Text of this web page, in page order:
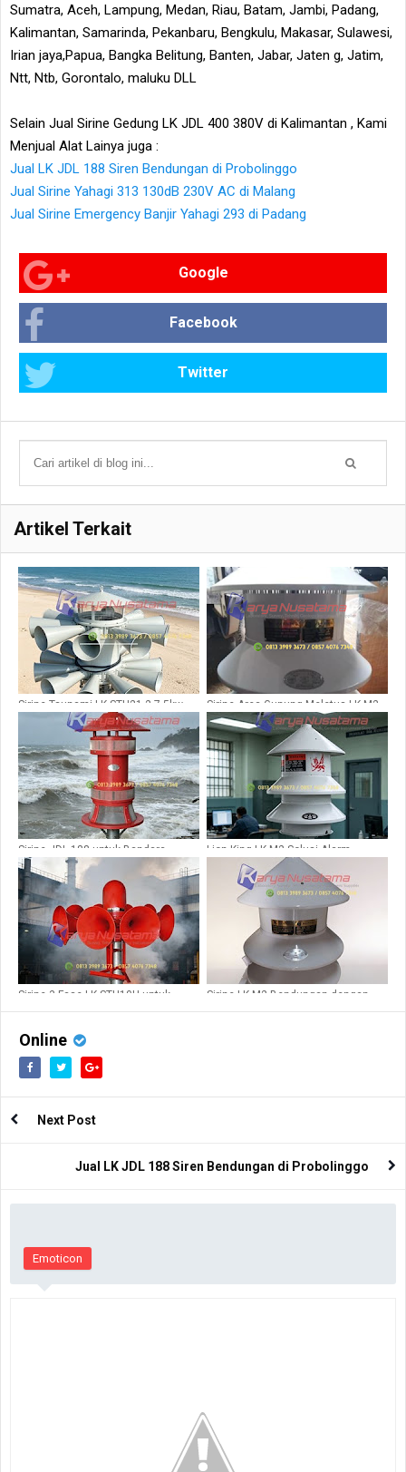
Sumatra, Aceh, Lampung, Medan, Riau, Batam, Jambi, Padang,
Kalimantan, Samarinda, Pekanbaru, Bengkulu, Makasar, Sulawesi,
Irian jaya,Papua, Bangka Belitung, Banten, Jabar, Jaten g, Jatim,
Ntt, Ntb, Gorontalo, maluku DLL
Selain Jual Sirine Gedung LK JDL 400 380V di Kalimantan , Kami
Menjual Alat Lainya juga :
Jual LK JDL 188 Siren Bendungan di Probolinggo
Jual Sirine Yahagi 313 130dB 230V AC di Malang
Jual Sirine Emergency Banjir Yahagi 293 di Padang
Google
Facebook
Twitter
Artikel Terkait
Sirine Tsunami LK STH21-2 7,5kw
Radius 4km
Sirine Area Gunung Meletus LK M2
Sirine JDL 188 untuk Bandara,
Bendungan
Lion King LK-M2 Solusi Alarm
Keamanan Lapas
Sirine 3 Fase LK STH10H untuk
Sirine LK M2 Bendungan dengan
Online
Next Post
Jual LK JDL 188 Siren Bendungan di Probolinggo
Emoticon